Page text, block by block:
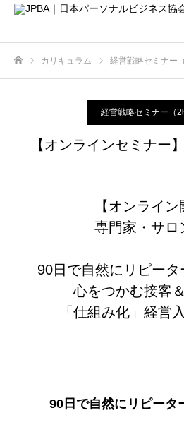
カリキュラム 経営戦略セミナー
経営戦略セミナー（2
【オンラインセミナー
【オンライン
専門家・サロ
90日で自然にリピー
心をつかむ接客
「仕組み化」経営
90日で自然にリピータ